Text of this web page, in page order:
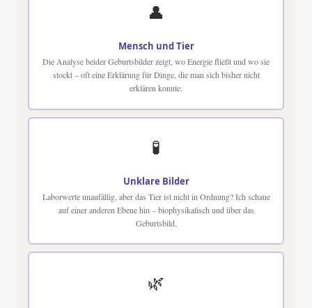
👤
Mensch und Tier
Die Analyse beider Geburtsbilder zeigt, wo Energie fließt und wo sie
stockt – oft eine Erklärung für Dinge, die man sich bisher nicht
erklären konnte.
🧪
Unklare Bilder
Laborwerte unaufällig, aber das Tier ist nicht in Ordnung? Ich schaue
auf einer anderen Ebene hin – biophysikalisch und über das
Geburtsbild.
🌿